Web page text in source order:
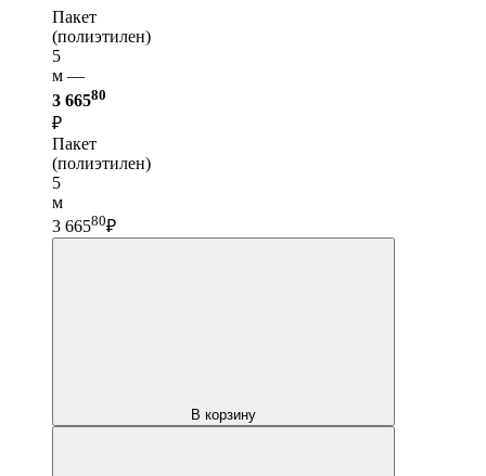
Пакет
(полиэтилен)
5
м —
3 66580
₽
Пакет
(полиэтилен)
5
м
3 66580₽
В корзину